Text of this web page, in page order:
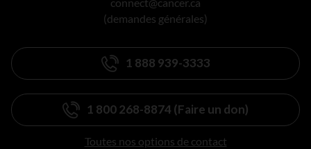
(demandes générales)
1 888 939-3333
1 800 268-8874 (Faire un don)
Toutes nos options de contact